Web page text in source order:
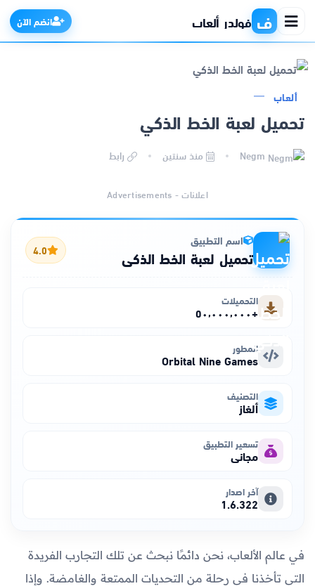
ف فولدر ألعاب انضم الآن
التطبيقات
ذكاء اصطناعي
ألعاب
تحميل لعبة الخط الذكي
منذ سنتين رابط
اعلانات - Advertisements
اسم التطبيق
تحميل لعبة الخط الذكي 4.0
التحميلات
+٥٠٬٠٠٠٬٠٠٠
المطور
Orbital Nine Games
التصنيف
ألغاز
تسعير التطبيق
مجاني
آخر اصدار
1.6.322
في عالم الألعاب، نحن دائمًا نبحث عن تلك التجارب الفريدة
التي تأخذنا في رحلة من التحديات الممتعة والغامضة. وإذا